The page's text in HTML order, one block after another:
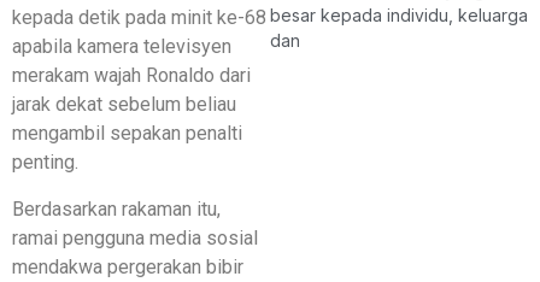
kepada detik pada minit ke-68
apabila kamera televisyen
merakam wajah Ronaldo dari
jarak dekat sebelum beliau
mengambil sepakan penalti
penting.
Berdasarkan rakaman itu,
ramai pengguna media sosial
mendakwa pergerakan bibir
besar kepada individu, keluarga
dan